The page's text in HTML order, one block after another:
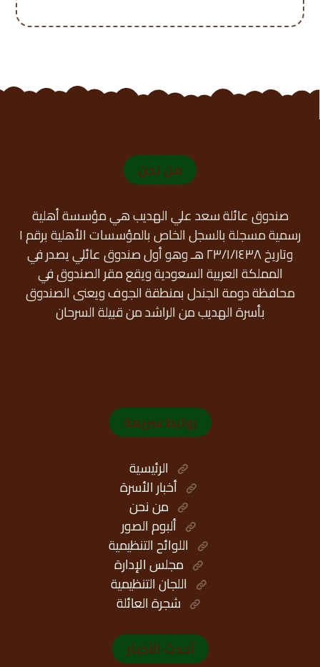
من نحن
صندوق عائلة سعد علي الهديب هي مؤسسة أهلية
رسمية مسجلة بالسجل الخاص بالمؤسسات الأهلية برقم ١
وتاريخ ٢٣/١/١٤٣٨ هـ وهو أول صندوق عائلي يصدر في
المملكة العربية السعودية ويقع مقر الصندوق في
محافظة دومة الجندل بمنطقة الجوف ويعنى الصندوق
بأسرة الهديب من الراشد من قبيلة السرحان
روابط سريعة
الرئيسية
أخبار الأسرة
من نحن
ألبوم الصور
اللوائح التنظيمية
مجلس الإدارة
اللجان التنظيمية
شجرة العائلة
أحدث الأخبار